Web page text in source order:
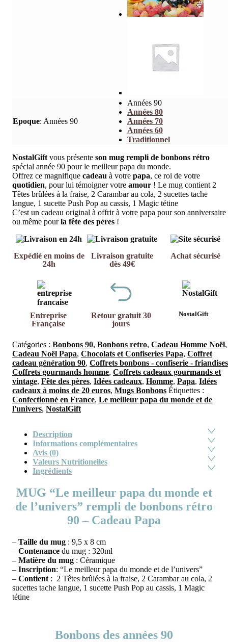
NostalGift vous présente son mug rempli de bonbons rétro
spécial année 90 pour le meilleur papa du monde.
Offrez ce magnifique cadeau à votre papa, ce roi de votre
quotidien, pour lui témoigner votre amour ! Le mug contient 2
Têtes brûlées à la fraise, 2 Carambar au cola, 2 sucettes tache
langue, 1 sucette Push Pop au cassis, 1 Magic tétine
C’est un cadeau original à offrir à votre papa pour son anniversaire
ou même pourla fête des pères !
Epoque: Années 90
Années 90
Années 80
Années 70
Années 60
Traditionnel
Expédié en moins de
24h
Livraison gratuite
dès 49€
Achat sécurisé
Entreprise
Française
Retour gratuit 30
jours
NostalGift
Catégories : Bonbons 90, Bonbons retro, Cadeau Homme Noël,
Cadeau Noël Papa, Chocolats et Confiseries Papa, Coffret
cadeau génération 90, Coffrets bonbons - confiserie - friandises
Coffrets gourmands homme, Coffrets cadeaux gourmands et
vintage, Fête des pères, Idées cadeaux, Homme, Papa, Idées
cadeaux à moins de 20 euros, Mugs Bonbons Étiquettes :
Confectionné en France, Le meilleur papa du monde et de
l'univers, NostalGift
Description
Informations complémentaires
Avis (0)
Valeurs Nutritionelles
Ingrédients
MUG “Le meilleur papa du monde et
de l’univers” rempli de bonbons rétro
90 – Cadeau Papa
– Taille du mug : 9,5 x 8 cm
– Contenance du mug : 320ml
– Matière du mug : Céramique
– Inscription: “Le meilleur papa du monde et de l’univers”
– Contient : 2 Têtes brûlées à la fraise, 2 Carambar au cola, 2
sucettes tache langue, 1 sucette Push Pop au cassis, 1 Magic
tétine
Bonbons des années 90